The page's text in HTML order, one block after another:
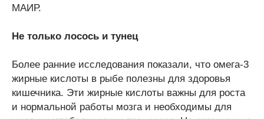
МАИР.
Не только лосось и тунец
Более ранние исследования показали, что омега-3
жирные кислоты в рыбе полезны для здоровья
кишечника. Эти жирные кислоты важны для роста
и нормальной работы мозга и необходимы для